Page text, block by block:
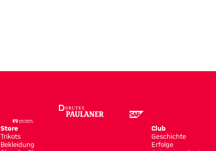
Store
Trikots
Bekleidung
Club
Geschichte
Erfolge